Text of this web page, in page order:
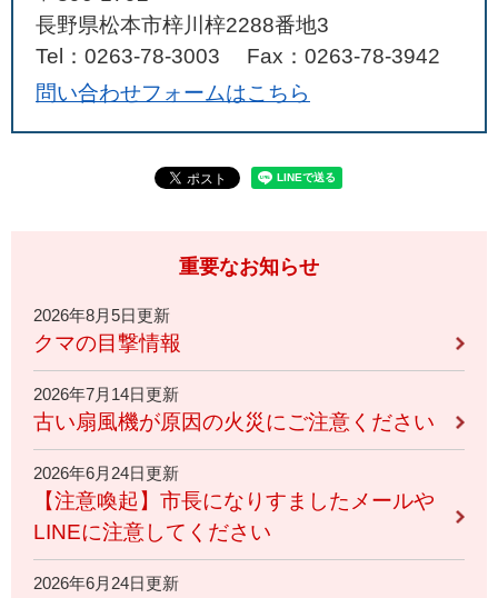
長野県松本市梓川梓2288番地3
Tel：0263-78-3003
Fax：0263-78-3942
問い合わせフォームはこちら
重要なお知らせ
2026年8月5日更新
クマの目撃情報
2026年7月14日更新
古い扇風機が原因の火災にご注意ください
2026年6月24日更新
【注意喚起】市長になりすましたメールや
LINEに注意してください
2026年6月24日更新